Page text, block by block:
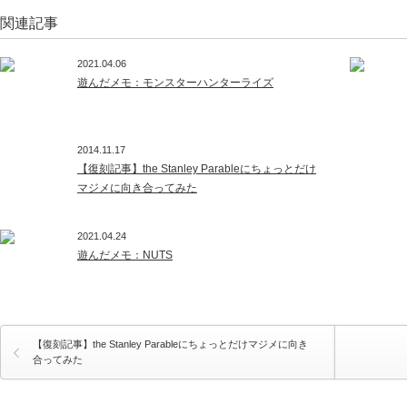
関連記事
2021.04.06
遊んだメモ：モンスターハンターライズ
2014.11.17
【復刻記事】the Stanley Parableにちょっとだけ
マジメに向き合ってみた
2021.04.24
遊んだメモ：NUTS
【復刻記事】the Stanley Parableにちょっとだけマジメに向き
合ってみた